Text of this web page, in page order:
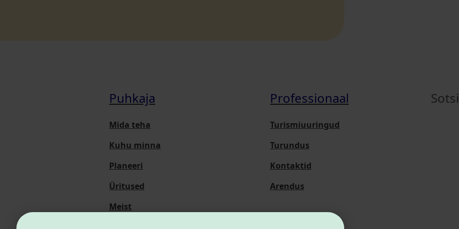
Puhkaja
Mida teha
Kuhu minna
Planeeri
Üritused
Meist
Professionaal
Turismiuuringud
Turundus
Kontaktid
Arendus